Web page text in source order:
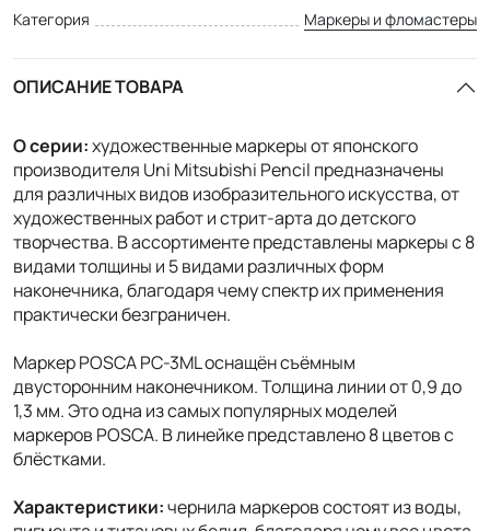
Категория
Маркеры и фломастеры
ОПИСАНИЕ ТОВАРА
О серии:художественные маркеры от японского
производителя Uni Mitsubishi Pencil предназначены
для различных видов изобразительного искусства, от
художественных работ и стрит-арта до детского
творчества. В ассортименте представлены маркеры с 8
видами толщины и 5 видами различных форм
наконечника, благодаря чему спектр их применения
практически безграничен.
Маркер POSCA PC-3ML оснащён съёмным
двусторонним наконечником. Толщина линии от 0,9 до
1,3 мм. Это одна из самых популярных моделей
маркеров POSCA. В линейке представлено 8 цветов с
блёстками.
Характеристики:чернила маркеров состоят из воды,